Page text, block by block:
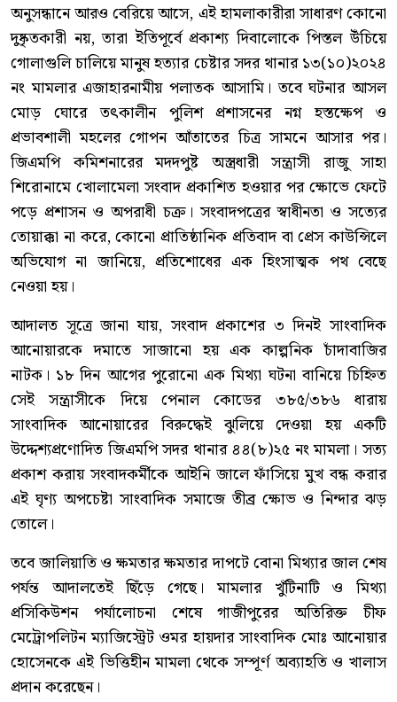
অনুসন্ধানে আরও বেরিয়ে আসে, এই হামলাকারীরা সাধারণ কোনো
দুষ্কৃতকারী নয়, তারা ইতিপূর্বে প্রকাশ্য দিবালোকে পিস্তল উঁচিয়ে
গোলাগুলি চালিয়ে মানুষ হত্যার চেষ্টার সদর থানার ১৩(১০)২০২৪
নং মামলার এজাহারনামীয় পলাতক আসামি। তবে ঘটনার আসল
মোড় ঘোরে তৎকালীন পুলিশ প্রশাসনের নগ্ন হস্তক্ষেপ ও
প্রভাবশালী মহলের গোপন আঁতাতের চিত্র সামনে আসার পর।
জিএমপি কমিশনারের মদদপুষ্ট অস্ত্রধারী সন্ত্রাসী রাজু সাহা
শিরোনামে খোলামেলা সংবাদ প্রকাশিত হওয়ার পর ক্ষোভে ফেটে
পড়ে প্রশাসন ও অপরাধী চক্র। সংবাদপত্রের স্বাধীনতা ও সত্যের
তোয়াক্কা না করে, কোনো প্রাতিষ্ঠানিক প্রতিবাদ বা প্রেস কাউন্সিলে
অভিযোগ না জানিয়ে, প্রতিশোধের এক হিংসাত্মক পথ বেছে
নেওয়া হয়।
আদালত সূত্রে জানা যায়, সংবাদ প্রকাশের ৩ দিনই সাংবাদিক
আনোয়ারকে দমাতে সাজানো হয় এক কাল্পনিক চাঁদাবাজির
নাটক। ১৮ দিন আগের পুরোনো এক মিথ্যা ঘটনা বানিয়ে চিহ্নিত
সেই সন্ত্রাসীকে দিয়ে পেনাল কোডের ৩৮৫/৩৮৬ ধারায়
সাংবাদিক আনোয়ারের বিরুদ্ধেই ঝুলিয়ে দেওয়া হয় একটি
উদ্দেশ্যপ্রণোদিত জিএমপি সদর থানার ৪৪(৮)২৫ নং মামলা। সত্য
প্রকাশ করায় সংবাদকর্মীকে আইনি জালে ফাঁসিয়ে মুখ বন্ধ করার
এই ঘৃণ্য অপচেষ্টা সাংবাদিক সমাজে তীব্র ক্ষোভ ও নিন্দার ঝড়
তোলে।
তবে জালিয়াতি ও ক্ষমতার ক্ষমতার দাপটে বোনা মিথ্যার জাল শেষ
পর্যন্ত আদালতেই ছিঁড়ে গেছে। মামলার খুঁটিনাটি ও মিথ্যা
প্রসিকিউশন পর্যালোচনা শেষে গাজীপুরের অতিরিক্ত চীফ
মেট্রোপলিটন ম্যাজিস্ট্রেট ওমর হায়দার সাংবাদিক মোঃ আনোয়ার
হোসেনকে এই ভিত্তিহীন মামলা থেকে সম্পূর্ণ অব্যাহতি ও খালাস
প্রদান করেছেন।